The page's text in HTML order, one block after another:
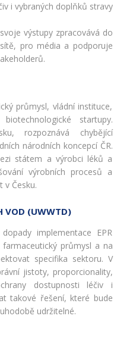
i vybraných doplňků stravy
výstupy zpracovává do
pro média a podporuje
průmysl, vládní instituce,
startupy.
rozpoznává chybějící
národních koncepcí ČR.
státem a výrobci léků a
výrobních procesů a
Česku.
VOD (UWWTD)
implementace EPR
průmysl a na
specifika sektoru. V
jistoty, proporcionality,
dostupnosti léčiv i
takové řešení, které bude
udržitelné.